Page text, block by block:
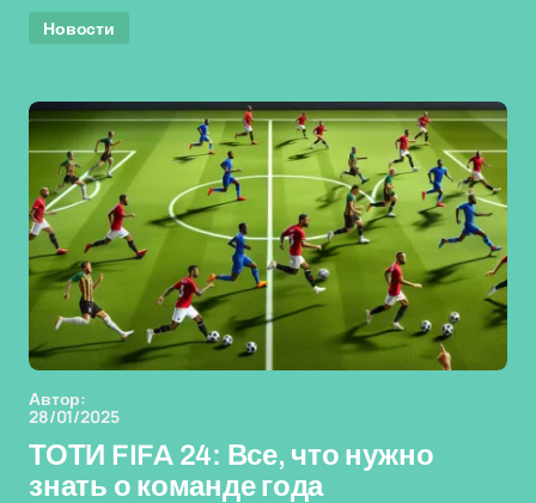
Новости
Автор:
28/01/2025
ТОТИ FIFA 24: Все, что нужно
знать о команде года